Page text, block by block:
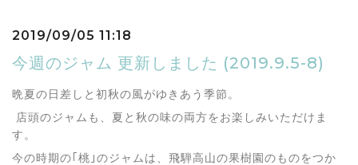
2019/09/05 11:18
今週のジャム 更新しました (2019.9.5-8)
晩夏の日差しと初秋の風がゆきあう季節。
店頭のジャムも、夏と秋の味の両方をお楽しみいただけま
す。
今の時期の｢桃｣のジャムは、飛騨高山の果樹園のものをつか